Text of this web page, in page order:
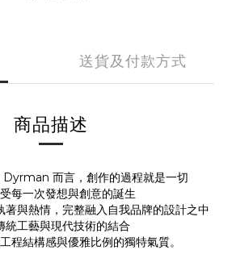
送貨及付款方式
商品描述
而言，創作的過程就是一切
每一次發想與創意的誕生
著與熱情，完整融入自我品牌的設計之中
統工藝與現代技術的結合
程結構感與優雅比例的獨特氣質。